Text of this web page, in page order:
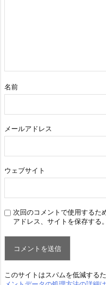
名前
メールアドレス
ウェブサイト
次回のコメントで使用するた
アドレス、サイトを保存する。
このサイトはスパムを低減する